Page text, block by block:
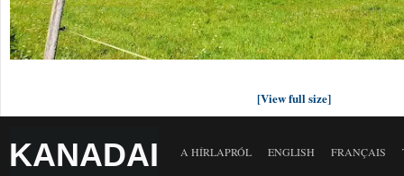
[View full size]
KANADAI
A HÍRLAPRÓL ENGLISH FRANÇAIS